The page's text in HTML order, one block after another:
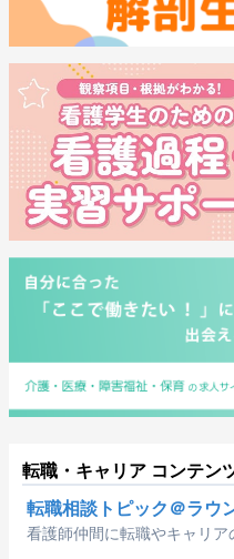
転職・キャリア コンテン
転職相談トピック＠ラウ
看護師仲間に転職やキャリア